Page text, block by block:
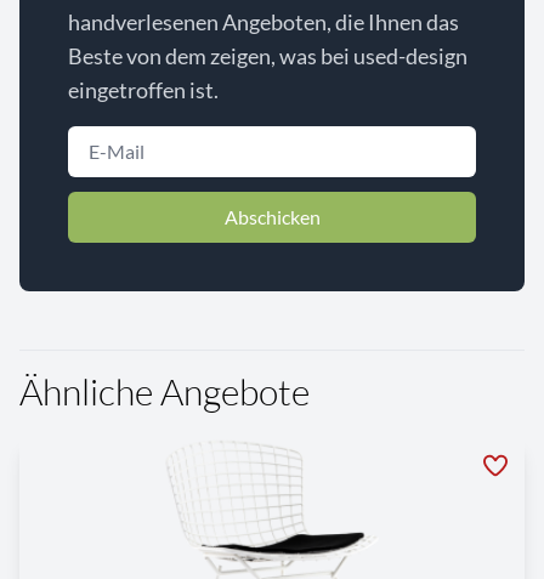
handverlesenen Angeboten, die Ihnen das
Beste von dem zeigen, was bei used-design
eingetroffen ist.
Abschicken
Ähnliche Angebote